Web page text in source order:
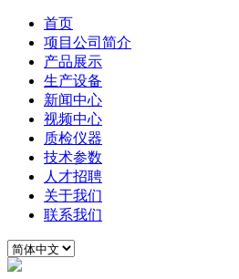
首页
项目公司简介
产品展示
生产设备
新闻中心
视频中心
质检仪器
技术参数
人才招聘
关于我们
联系我们